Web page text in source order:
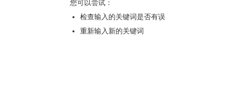
您可以尝试：
检查输入的关键词是否有误
重新输入新的关键词